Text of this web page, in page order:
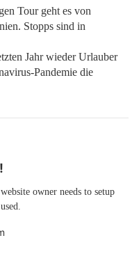
Tour geht es von
Stopps sind in
Jahr wieder Urlauber
Pandemie die
owner needs to setup